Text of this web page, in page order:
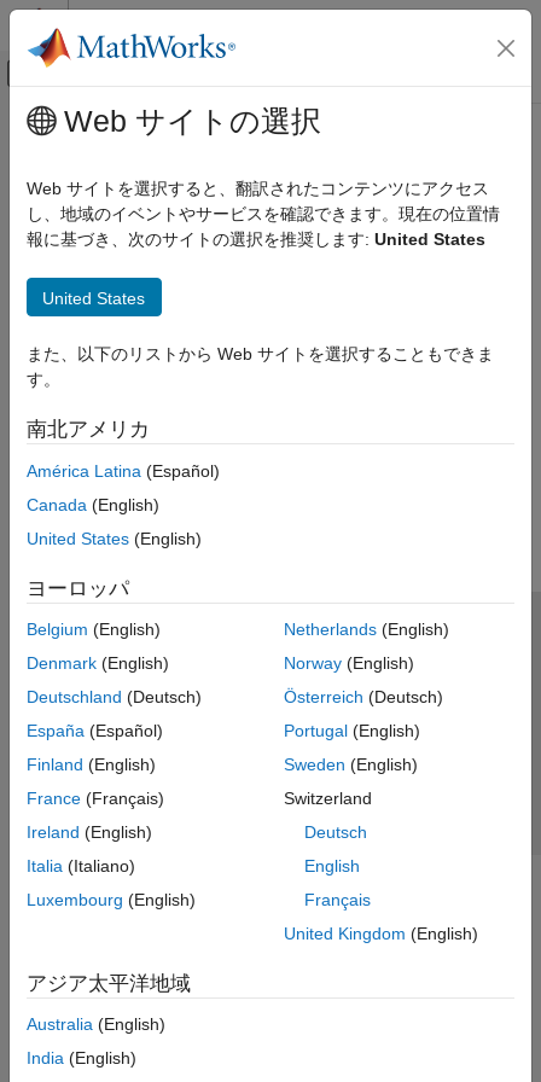
コンテンツへスキップ
オフキャンバス ナビゲーション メ
ドキュメンテーションのホーム
メインコンテンツ
この情報は役に立ちましたか？
Web サイトの選択
Web サイトを選択すると、翻訳されたコンテンツにアクセス
し、地域のイベントやサービスを確認できます。現在の位置情
報に基づき、次のサイトの選択を推奨します: United States
United States
また、以下のリストから Web サイトを選択することもできま
す。
南北アメリカ
América Latina (Español)
Canada (English)
United States (English)
ヨーロッパ
Belgium (English)
Denmark (English)
Deutschland (Deutsch)
España (Español)
Finland (English)
France (Français)
Ireland (English)
Italia (Italiano)
Luxembourg (English)
Netherlands(English)
Norway(English)
Österreich (Deutsch)
Portugal(English)
Sweden (English)
Switzerland
Deutsch
English
Français
United Kingdom (English)
アジア太平洋地域
Australia (English)
India (English)
トラストセンター
プライバシー ポリシー
違法コピー防止
アプリケーション ステータス
© 1994-2026 The MathWorks, Inc.